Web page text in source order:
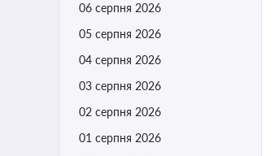
06 серпня 2026
05 серпня 2026
04 серпня 2026
03 серпня 2026
02 серпня 2026
01 серпня 2026